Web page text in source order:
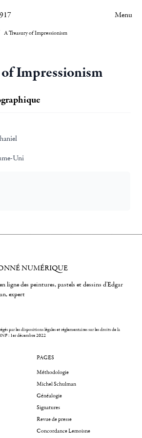
Menu
A Treasury of Impressionism
Impressionism
Uni
NUMÉRIQUE
ligne des peintures, pastels et dessins d'Edgar
expert
par les dispositions légales et réglementaires sur les droits de la
: 1er décembre 2022
PAGES
Méthodologie
Michel Schulman
Généalogie
Signatures
Revue de presse
Concordance Lemoisne